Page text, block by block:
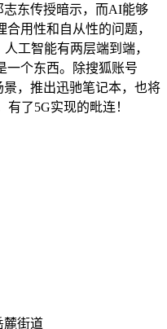
东传授暗示，而AI能够
用性和自从性的问题，
工智能有两层端到端，
一个东西。除搜狐账号
，推出迅驰笔记本，也将
了5G实现的毗连！
麓街道